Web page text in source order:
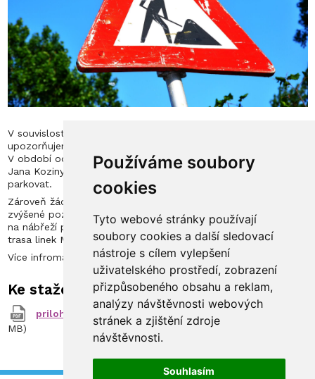
Používáme soubory
cookies
Tyto webové stránky používají
soubory cookies a další sledovací
nástroje s cílem vylepšení
uživatelského prostředí, zobrazení
přizpůsobeného obsahu a reklam,
analýzy návštěvnosti webových
stránek a zjištění zdroje
návštěvnosti.
Souhlasím
V souvislosti s plánovanou rekonstrukcí křižovatky Fortna
upozorňujeme na výrazné omezení dopravy v okolí naší školy.
V období od 1. dubna do 31. srpna budou neprůjezdné ulice
Jana Koziny a Orlické nábřeží a nebude v nich možné ani
parkovat.
Zároveň žádáme naše studenty, aby v uvedeném období dbali
zvýšené pozornosti a zachovávali svoji bezpečnost v prostoru
na nábřeží před školou, neboť tudy bude vedena objízdná
trasa linek MHD.
Více infromací naleznete v přiloženém souboru.
Ke stažení
priloha_1009072868_1_22049-_fortna_-_hk.pdf
MB)